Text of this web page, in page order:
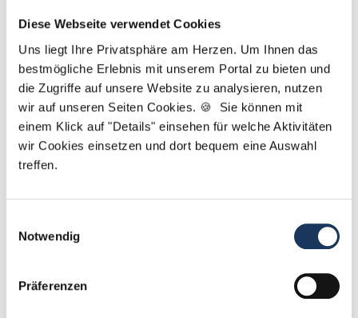
Diese Webseite verwendet Cookies
Uns liegt Ihre Privatsphäre am Herzen. Um Ihnen das
bestmögliche Erlebnis mit unserem Portal zu bieten und
die Zugriffe auf unsere Website zu analysieren, nutzen
wir auf unseren Seiten Cookies. 🍪 Sie können mit
einem Klick auf "Details" einsehen für welche Aktivitäten
wir Cookies einsetzen und dort bequem eine Auswahl
treffen.
Notwendig
Präferenzen
Yanina Weilemann
Ansprechpartner
Ich unterstütze Sie dabei, die richtige
Zahnarztpraxis für Ihren nächsten Karriereschritt zu
finden. Bei Fragen rund um Ihre Bewerbung oder
unsere Stellenangebote: Melden Sie sich einfach!
Jetzt zur kostenlosen Stellenanfrage
Tel.: +49 (0) 521 / 911 730 42